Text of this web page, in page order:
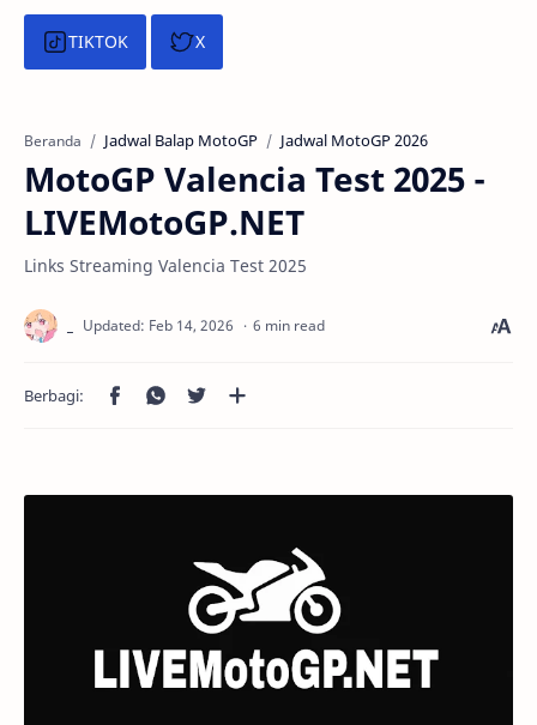
TIKTOK X
Beranda Jadwal Balap MotoGP Jadwal MotoGP 2026
MotoGP Valencia Test 2025 -
LIVEMotoGP.NET
Links Streaming Valencia Test 2025
6 min read